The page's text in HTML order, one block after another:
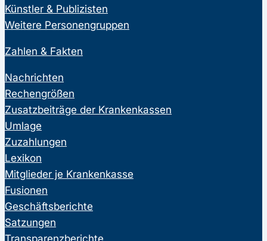
Künstler & Publizisten
Weitere Personengruppen
Zahlen & Fakten
Nachrichten
Rechengrößen
Zusatzbeiträge der Krankenkassen
Umlage
Zuzahlungen
Lexikon
Mitglieder je Krankenkasse
Fusionen
Geschäftsberichte
Satzungen
Transparenzberichte